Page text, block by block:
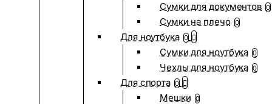
Сумки для документов 0
Сумки на плечо 0
Для ноутбука 0
Сумки для ноутбука 0
Чехлы для ноутбука 0
Для спорта 0
Мешки 0